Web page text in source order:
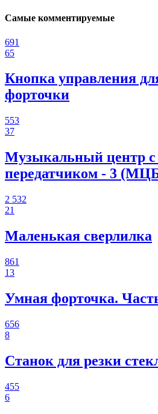
Самые комментируемые
691
65
Кнопка управления
форточки
553
37
Музыкальный центр с
передатчиком - 3
2 532
21
Маленькая сверлилка
861
13
Умная форточка.
656
8
Станок для резки
455
6